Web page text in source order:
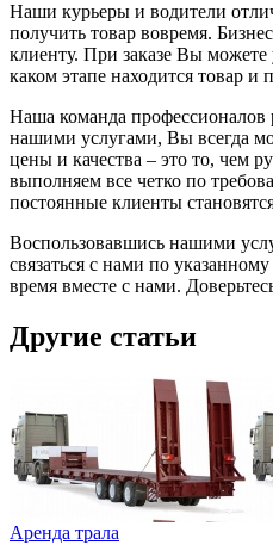
Наши курьеры и водители
получить товар вовремя.
клиенту. При заказе Вы можете
каком этапе находится товар и
Наша команда профессионалов
нашими услугами, Вы всегда
цены и качества – это то, чем
выполняем все четко по
постоянные клиенты
Воспользовавшись нашими
связаться с нами по
время вместе с нами.
Другие статьи
Аренда трала